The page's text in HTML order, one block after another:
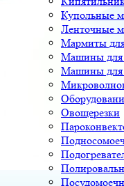
Купольные
Ленточные
Мармиты
Машины для
Машины для
Овощерезки